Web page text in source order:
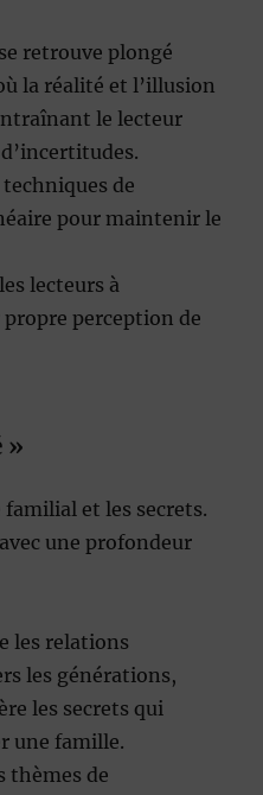
retrouve plongé
la réalité et l’illusion
le lecteur
de
pour maintenir le
lecteurs à
perception de
»
familial et les secrets.
une profondeur
les relations
les générations,
les secrets qui
une famille.
thèmes de